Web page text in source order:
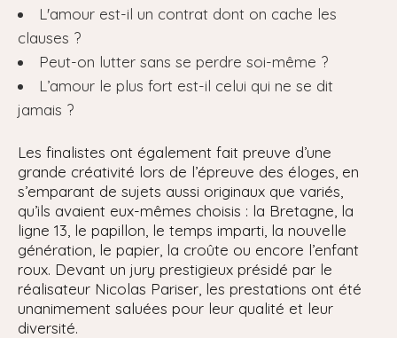
L'amour est-il un contrat dont on cache les
clauses ?
Peut-on lutter sans se perdre soi-même ?
L’amour le plus fort est-il celui qui ne se dit
jamais ?
Les finalistes ont également fait preuve d’une
grande créativité lors de l’épreuve des éloges, en
s’emparant de sujets aussi originaux que variés,
qu’ils avaient eux-mêmes choisis : la Bretagne, la
ligne 13, le papillon, le temps imparti, la nouvelle
génération, le papier, la croûte ou encore l’enfant
roux. Devant un jury prestigieux présidé par le
réalisateur Nicolas Pariser, les prestations ont été
unanimement saluées pour leur qualité et leur
diversité.